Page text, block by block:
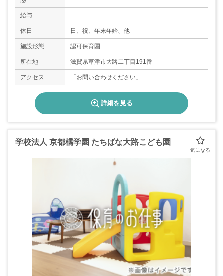
給与
休日 日、祝、年末年始、他
施設形態 認可保育園
所在地 滋賀県草津市大路二丁目191番
アクセス 「お問い合わせください」
詳細を見る
学校法人 京都橘学園 たちばな大路こども園